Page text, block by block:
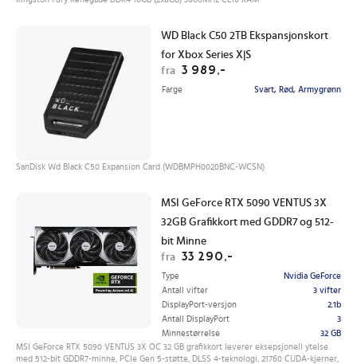
WD Black C50 2TB Ekspansjonskort
for Xbox Series X|S
fra 3 989,-
Farge Svart, Rød, Armygrønn
SanDisk Wd Black C50 Expansion Card (WDBMPH0020BNC-WCSN)
MSI GeForce RTX 5090 VENTUS 3X
32GB Grafikkort med GDDR7 og 512-
bit Minne
fra 33 290,-
Type
Nvidia GeForce
Antall vifter
3 vifter
DisplayPort-versjon
2.1b
Antall DisplayPort
3
Minnestørrelse
32 GB
MSI GeForce RTX 5090 VENTUS 3X OC 32 GB grafikkort leverer eksepsjonell ytelse
med 512-bit GDDR7-minne, PCIe Gen 5-støtte, DLSS 4-teknologi, 21760 CUDA-kjerner,